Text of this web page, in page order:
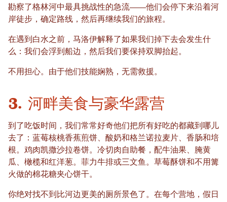
勘察了格林河中最具挑战性的急流——他们会停下来沿着河
岸徒步，确定路线，然后再继续我们的旅程。
在遇到白水之前，马洛伊解释了如果我们掉下去会发生什
么：我们会浮到船边，然后我们要保持双脚抬起。
不用担心。由于他们技能娴熟，无需救援。
3. 河畔美食与豪华露营
到了吃饭时间，我们常常好奇他们把所有好吃的都藏到哪儿
去了：蓝莓核桃香蕉煎饼、酸奶和格兰诺拉麦片、香肠和培
根。鸡肉凯撒沙拉卷饼。冷切肉自助餐，配牛油果、腌黄
瓜、橄榄和红洋葱。菲力牛排或三文鱼。草莓酥饼和不用篝
火做的棉花糖夹心饼干。
你绝对找不到比河边更美的厕所景色了。在每个营地，假日